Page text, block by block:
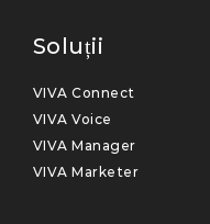
Soluții
VIVA Connect
VIVA Voice
VIVA Manager
VIVA Marketer